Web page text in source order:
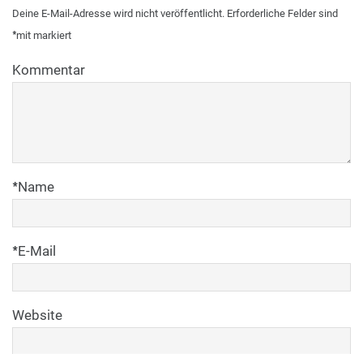
Deine E-Mail-Adresse wird nicht veröffentlicht. Erforderliche Felder sind
mit
* markiert
Kommentar
Name
*
E-Mail
*
Website